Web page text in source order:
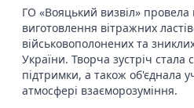
ГО «Вояцький визвіл» провела
виготовлення вітражних
військовополонених та
України. Творча зустріч стала
підтримки, а також об'єднала
атмосфері взаєморозуміння.